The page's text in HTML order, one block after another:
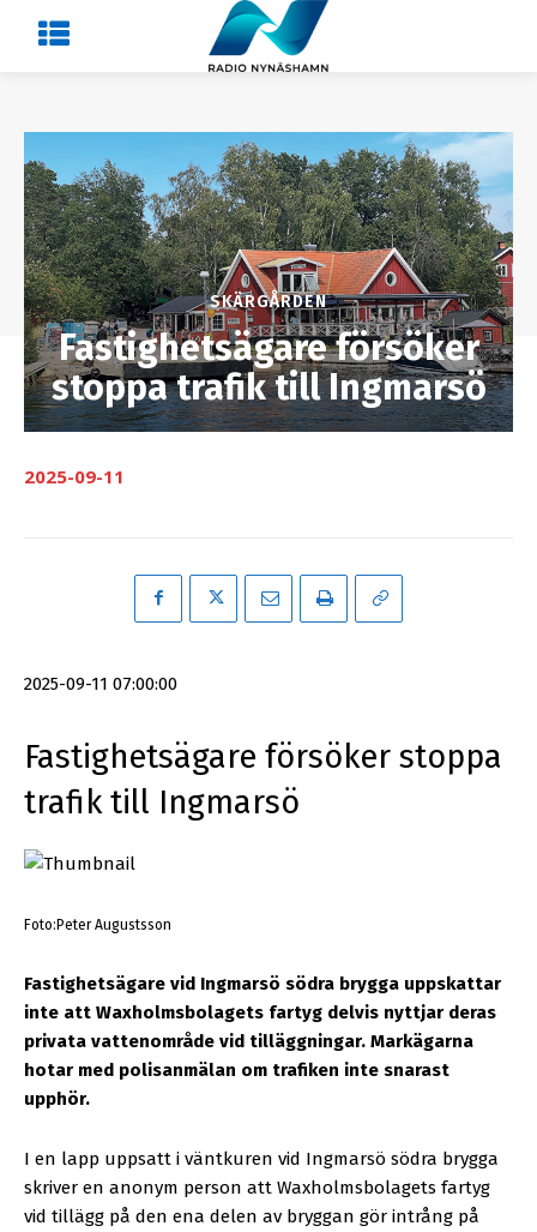
SKÄRGÅRDEN
Fastighetsägare försöker
stoppa trafik till Ingmarsö
2025-09-11
2025-09-11 07:00:00
Fastighetsägare försöker stoppa
trafik till Ingmarsö
Foto:Peter Augustsson
Fastighetsägare vid Ingmarsö södra brygga uppskattar
inte att Waxholmsbolagets fartyg delvis nyttjar deras
privata vattenområde vid tilläggningar. Markägarna
hotar med polisanmälan om trafiken inte snarast
upphör.
I en lapp uppsatt i väntkuren vid Ingmarsö södra brygga
skriver en anonym person att Waxholmsbolagets fartyg
vid tillägg på den ena delen av bryggan gör intrång på